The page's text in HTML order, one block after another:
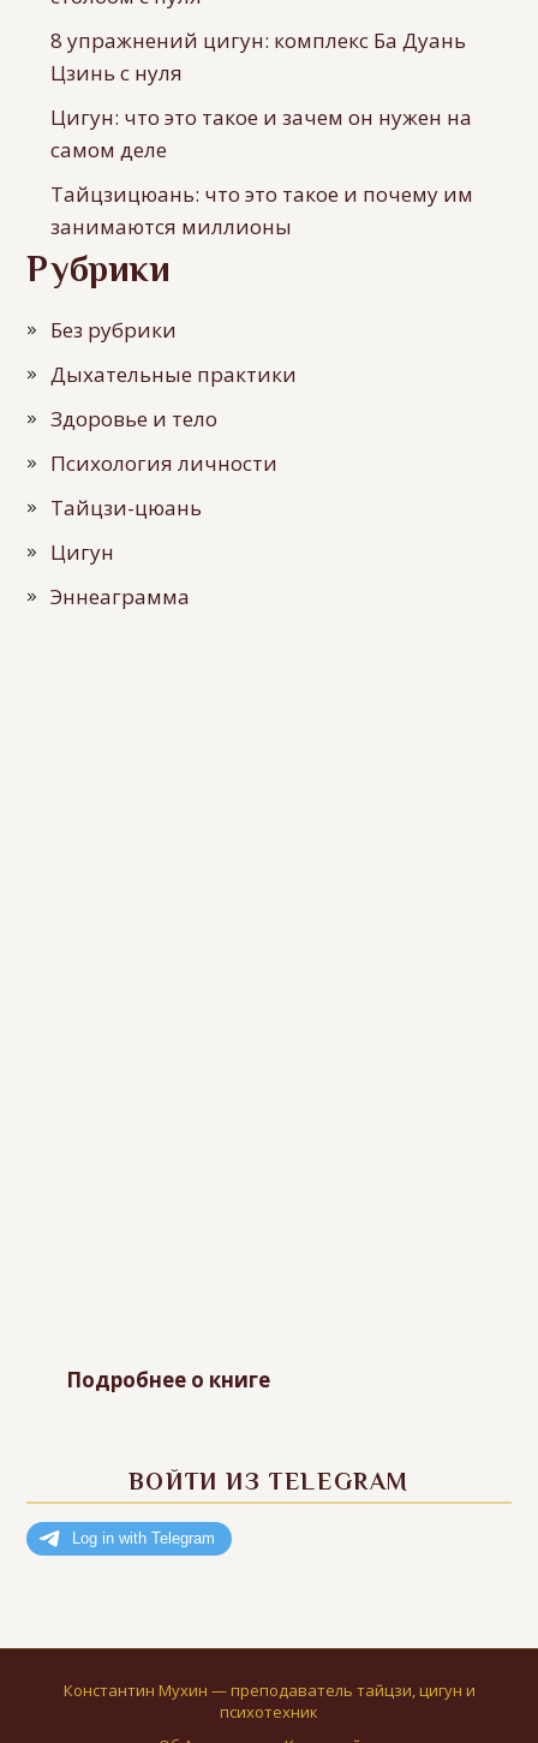
8 упражнений цигун: комплекс Ба Дуань
Цзинь с нуля
Цигун: что это такое и зачем он нужен на
самом деле
Тайцзицюань: что это такое и почему им
занимаются миллионы
Рубрики
Без рубрики
Дыхательные практики
Здоровье и тело
Психология личности
Тайцзи-цюань
Цигун
Эннеаграмма
Подробнее о книге
ВОЙТИ ИЗ TELEGRAM
Константин Мухин — преподаватель тайцзи, цигун и
психотехник